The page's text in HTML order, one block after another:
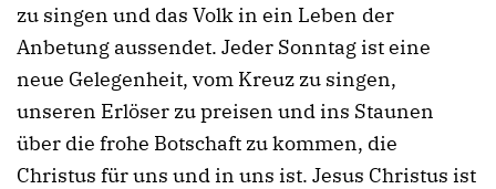
zu singen und das Volk in ein Leben der
Anbetung aussendet. Jeder Sonntag ist eine
neue Gelegenheit, vom Kreuz zu singen,
unseren Erlöser zu preisen und ins Staunen
über die frohe Botschaft zu kommen, die
Christus für uns und in uns ist. Jesus Christus ist